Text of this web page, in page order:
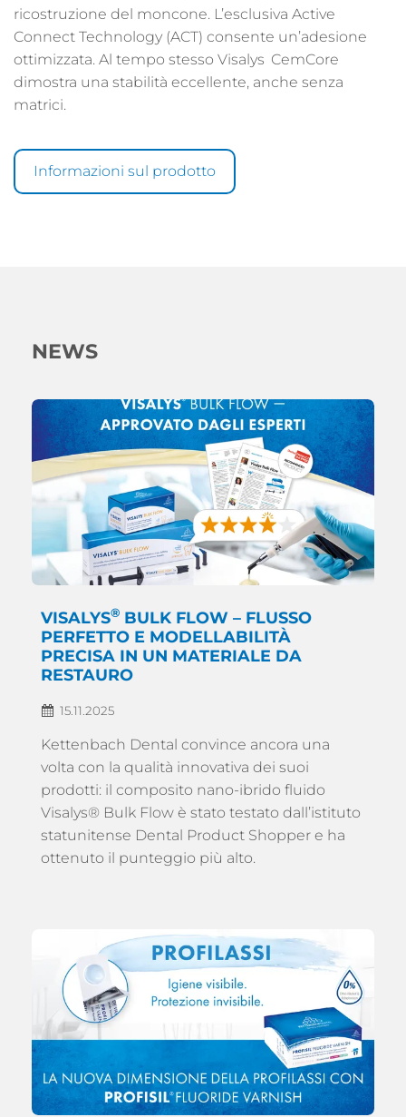
ricostruzione del moncone. L’esclusiva Active
Connect Technology (ACT) consente un’adesione
ottimizzata. Al tempo stesso Visalys CemCore
dimostra una stabilità eccellente, anche senza
matrici.
Informazioni sul prodotto
NEWS
VISALYS® BULK FLOW – FLUSSO
PERFETTO E MODELLABILITÀ
PRECISA IN UN MATERIALE DA
RESTAURO
15.11.2025
Kettenbach Dental convince ancora una
volta con la qualità innovativa dei suoi
prodotti: il composito nano-ibrido fluido
Visalys® Bulk Flow è stato testato dall’istituto
statunitense Dental Product Shopper e ha
ottenuto il punteggio più alto.